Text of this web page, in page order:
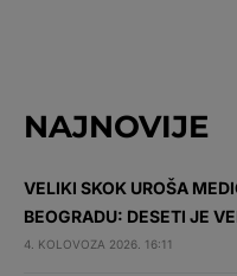
NAJNOVIJE
VELIKI SKOK UROŠA
BEOGRADU: DESETI JE
4. KOLOVOZA 2026. 16:11